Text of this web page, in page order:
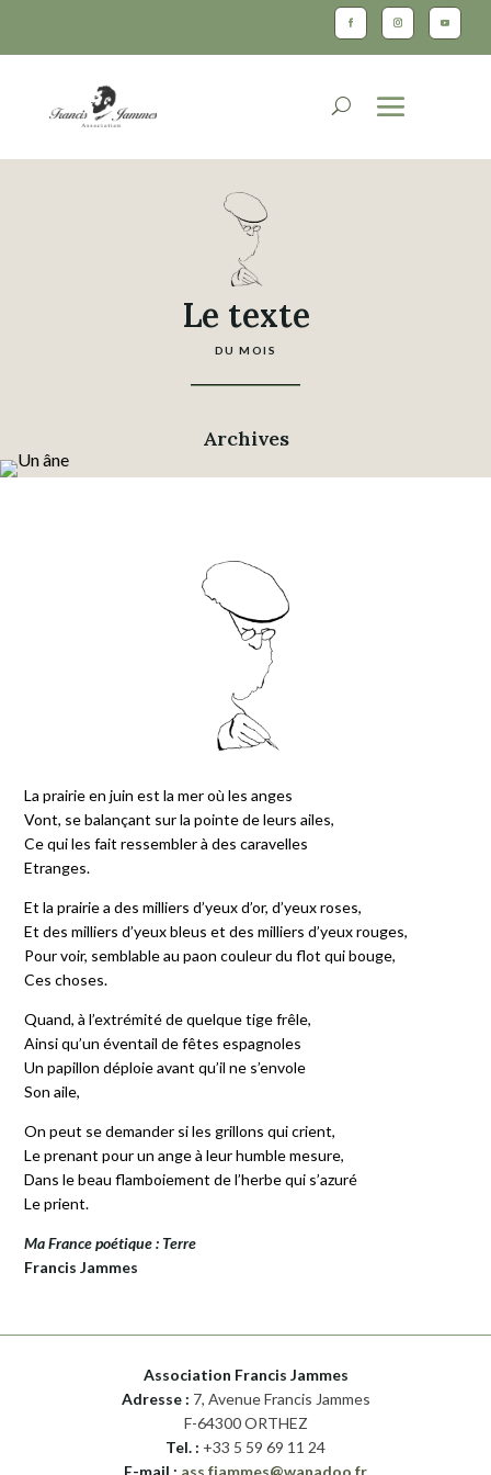
Le texte
DU MOIS
Archives
La prairie en juin est la mer où les anges
Vont, se balançant sur la pointe de leurs ailes,
Ce qui les fait ressembler à des caravelles
Etranges.
Et la prairie a des milliers d’yeux d’or, d’yeux roses,
Et des milliers d’yeux bleus et des milliers d’yeux rouges,
Pour voir, semblable au paon couleur du flot qui bouge,
Ces choses.
Quand, à l’extrémité de quelque tige frêle,
Ainsi qu’un éventail de fêtes espagnoles
Un papillon déploie avant qu’il ne s’envole
Son aile,
On peut se demander si les grillons qui crient,
Le prenant pour un ange à leur humble mesure,
Dans le beau flamboiement de l’herbe qui s’azuré
Le prient.
Ma France poétique : Terre
Francis Jammes
Association Francis Jammes
Adresse : 7, Avenue Francis Jammes
F-64300 ORTHEZ
Tel. : +33 5 59 69 11 24
E-mail : ass.fjammes@wanadoo.fr